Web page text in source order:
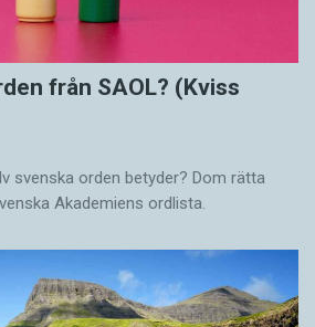
från SAOL? (Kviss
svenska orden betyder? Dom rätta
Akademiens ordlista.